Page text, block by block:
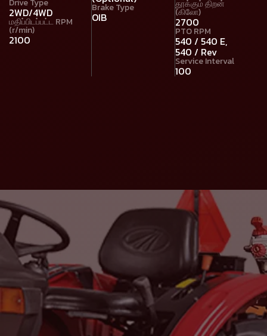
Drive Type
2WD/4WD
மதிப்பிடப்பட்ட RPM
(r/min)
2100
Brake Type
OIB
தூக்கும் திறன்
(கிலோ)
2700
PTO RPM
540 / 540 E,
540 / Rev
Service Interval
100